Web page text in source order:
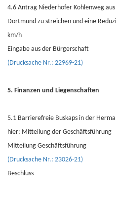
4.6 Antrag Niederhofer Kohlenweg
Dortmund zu streichen und eine
km/h
Eingabe aus der Bürgerschaft
(Drucksache Nr.: 22969-21)
5. Finanzen und Liegenschaften
5.1 Barrierefreie Buskaps in der
hier: Mitteilung der Geschäftsführung
Mitteilung Geschäftsführung
(Drucksache Nr.: 23026-21)
Beschluss